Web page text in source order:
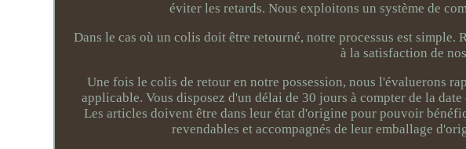
éviter les retards. Nous exploitons un système de
Dans le cas où un colis doit être retourné, notre processus est
à la satisfaction de
Une fois le colis de retour en notre possession, nous l'évaluerons
applicable. Vous disposez d'un délai de 30 jours à compter de la
Les articles doivent être dans leur état d'origine pour pouvoir
revendables et accompagnés de leur emballage